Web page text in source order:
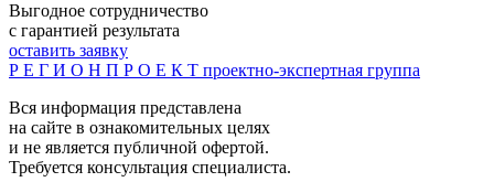
Выгодное сотрудничество
с гарантией результата
оставить заявку
Р Е Г И О Н П Р О Е К Т проектно-экспертная группа
Вся информация представлена
на сайте в ознакомительных целях
и не является публичной офертой.
Требуется консультация специалиста.